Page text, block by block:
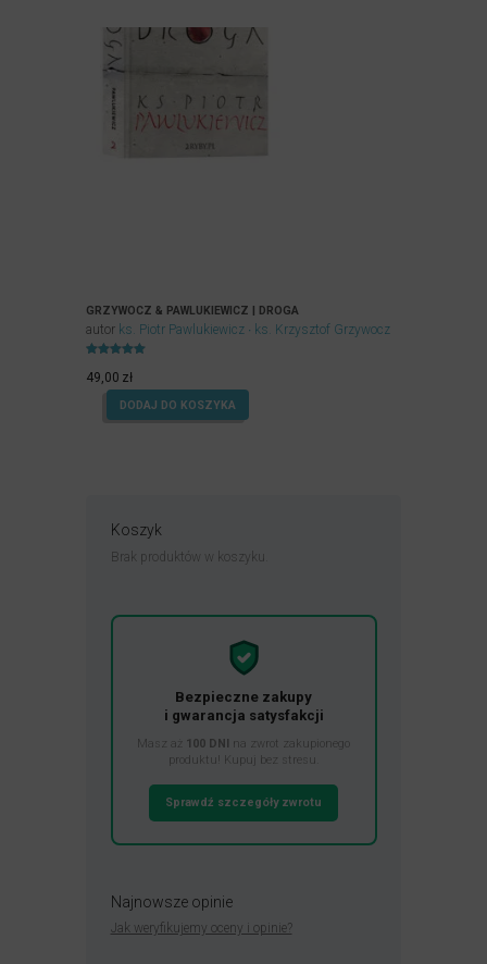
GRZYWOCZ & PAWLUKIEWICZ | DROGA
autor ks. Piotr Pawlukiewicz ks. Krzysztof Grzywocz
5.00
na 5.
49,00 zł
DODAJ DO KOSZYKA
Koszyk
Brak produktów w koszyku.
Bezpieczne zakupy
i gwarancja satysfakcji
Masz aż 100 DNI na zwrot zakupionego
produktu! Kupuj bez stresu.
Sprawdź szczegóły zwrotu
Najnowsze opinie
Jak weryfikujemy oceny i opinie?